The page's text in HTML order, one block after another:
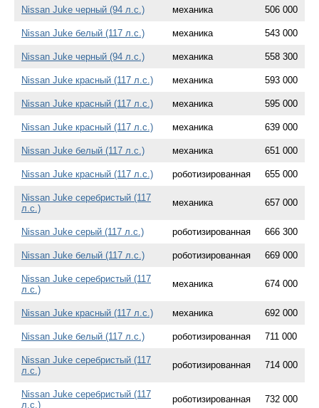
Nissan Juke черный (94 л.с.) механика 506 000
Nissan Juke белый (117 л.с.) механика 543 000
Nissan Juke черный (94 л.с.) механика 558 300
Nissan Juke красный (117 л.с.) механика 593 000
Nissan Juke красный (117 л.с.) механика 595 000
Nissan Juke красный (117 л.с.) механика 639 000
Nissan Juke белый (117 л.с.) механика 651 000
Nissan Juke красный (117 л.с.) роботизированная 655 000
Nissan Juke серебристый (117
л.с.)
механика 657 000
Nissan Juke серый (117 л.с.) роботизированная 666 300
Nissan Juke белый (117 л.с.) роботизированная 669 000
Nissan Juke серебристый (117
л.с.)
механика 674 000
Nissan Juke красный (117 л.с.) механика 692 000
Nissan Juke белый (117 л.с.) роботизированная 711 000
Nissan Juke серебристый (117
л.с.)
роботизированная 714 000
Nissan Juke серебристый (117
л.с.)
роботизированная 732 000